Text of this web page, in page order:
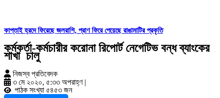
কাপ্তাই হ্রদে ফিরেছে জলরাশি, প্রাণ ফিরে পেয়েছে রাঙামাটির প্রকৃতি
কর্মকর্তা-কর্মচারীর করোনা রিপোর্ট নেগেটিভ বন্ধ ব্যাংকের
শাখা চালু
নিজস্ব প্রতিবেদক
৩ মে ২০২০, ৫:৩৩ অপরাহ্ণ |
পাঠক সংখ্যা ৫৪৫৩ জন